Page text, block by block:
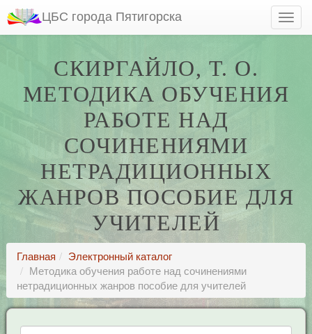
ЦБС города Пятигорска
СКИРГАЙЛО, Т. О.
МЕТОДИКА ОБУЧЕНИЯ
РАБОТЕ НАД
СОЧИНЕНИЯМИ
НЕТРАДИЦИОННЫХ
ЖАНРОВ ПОСОБИЕ ДЛЯ
УЧИТЕЛЕЙ
Главная
Электронный каталог
Методика обучения работе над сочинениями
нетрадиционных жанров пособие для учителей